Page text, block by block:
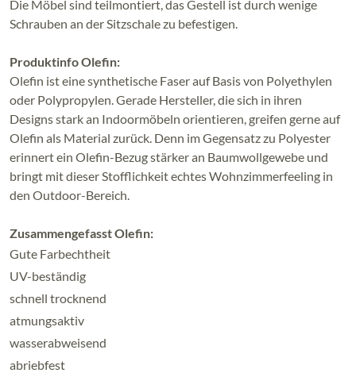
Die Möbel sind teilmontiert, das Gestell ist durch wenige
Schrauben an der Sitzschale zu befestigen.
Produktinfo Olefin:
Olefin ist eine synthetische Faser auf Basis von Polyethylen
oder Polypropylen. Gerade Hersteller, die sich in ihren
Designs stark an Indoormöbeln orientieren, greifen gerne auf
Olefin als Material zurück. Denn im Gegensatz zu Polyester
erinnert ein Olefin-Bezug stärker an Baumwollgewebe und
bringt mit dieser Stofflichkeit echtes Wohnzimmerfeeling in
den Outdoor-Bereich.
Zusammengefasst Olefin:
Gute Farbechtheit
UV-beständig
schnell trocknend
atmungsaktiv
wasserabweisend
abriebfest